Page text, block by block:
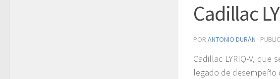
Cadillac
POR ANTONIO DURÁN ·
Cadillac LYRIQ-V,
legado de desempeño